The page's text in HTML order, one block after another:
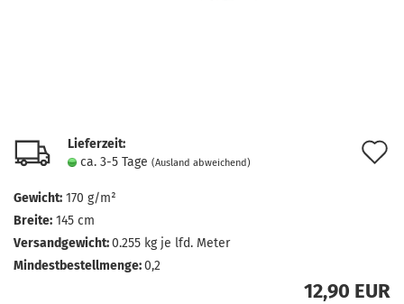
Lieferzeit:
ca. 3-5 Tage (Ausland abweichend)
Gewicht: 170 g/m²
Breite: 145 cm
Versandgewicht:0.255 kg je lfd. Meter
Mindestbestellmenge:0,2
12,90 EUR